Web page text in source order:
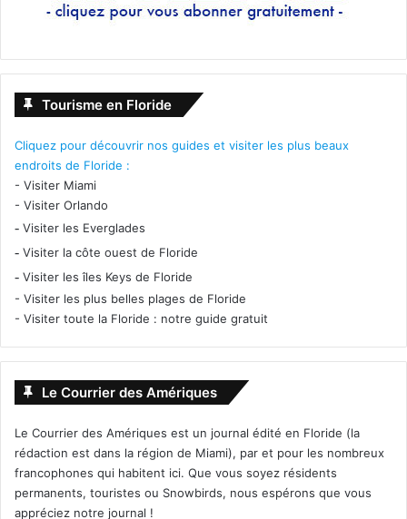
Tourisme en Floride
Cliquez pour découvrir nos guides et visiter les plus beaux
endroits de Floride :
- Visiter Miami
- Visiter Orlando
- Visiter les Everglades
- Visiter la côte ouest de Floride
- Visiter les îles Keys de Floride
- Visiter les plus belles plages de Floride
- Visiter toute la Floride : notre guide gratuit
Le Courrier des Amériques
Le Courrier des Amériques est un journal édité en Floride (la
rédaction est dans la région de Miami), par et pour les nombreux
francophones qui habitent ici. Que vous soyez résidents
permanents, touristes ou Snowbirds, nous espérons que vous
appréciez notre journal !